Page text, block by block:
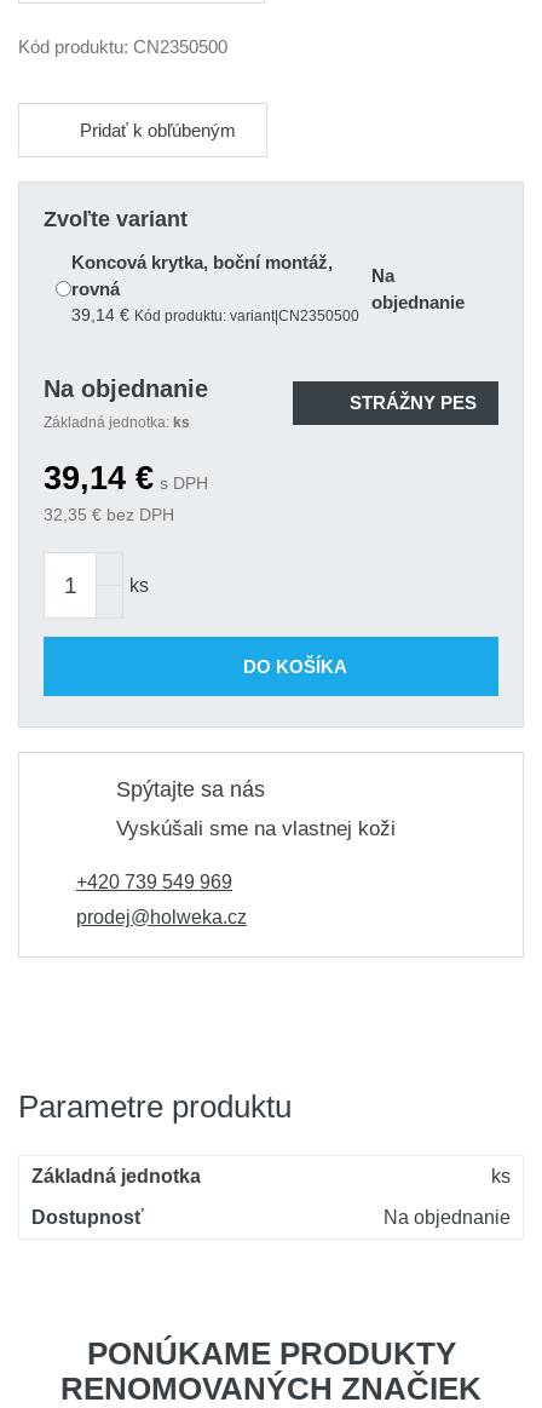
Kód produktu: CN2350500
Pridať k obľúbeným
Zvoľte variant
Koncová krytka, boční montáž,
rovná
39,14 € Kód produktu: variant|CN2350500
Na
objednanie
Na objednanie
Základná jednotka: ks
STRÁŽNY PES
39,14 € s DPH
32,35 € bez DPH
ks
DO KOŠÍKA
Spýtajte sa nás
Vyskúšali sme na vlastnej koži
+420 739 549 969
prodej@holweka.cz
Parametre produktu
Základná jednotka
ks
Dostupnosť
Na objednanie
PONÚKAME PRODUKTY
RENOMOVANÝCH ZNAČIEK